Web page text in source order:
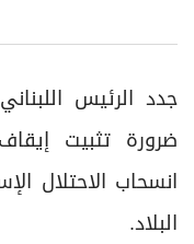
جدد الرئيس
ضرورة تثبيت
انسحاب الاحتلال
البلاد.